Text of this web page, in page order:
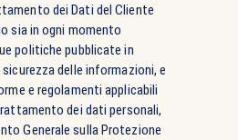
dei Dati del Cliente
sia in ogni momento
politiche pubblicate in
delle informazioni, e
e regolamenti applicabili
dei dati personali,
Generale sulla Protezione